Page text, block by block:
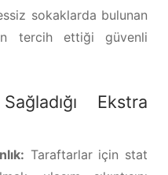
sokaklarda bulunan
tercih ettiği güvenli
Ekstra
Taraftarlar için stat